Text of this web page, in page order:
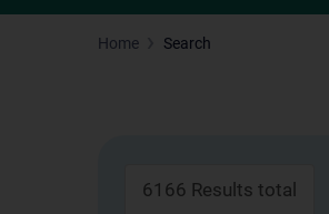
Home Search
6166 Results total